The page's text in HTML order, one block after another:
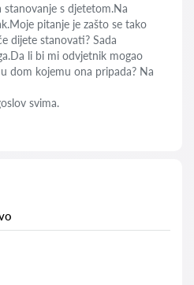
stanovanje s djetetom.Na
pitanje je zašto se tako
dijete stanovati? Sada
li bi mi odvjetnik mogao
dom kojemu ona pripada? Na
svima.